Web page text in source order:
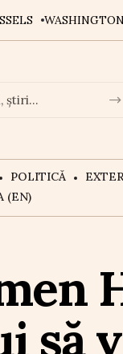
WASHINGTON
POLITICĂ
(EN)
să